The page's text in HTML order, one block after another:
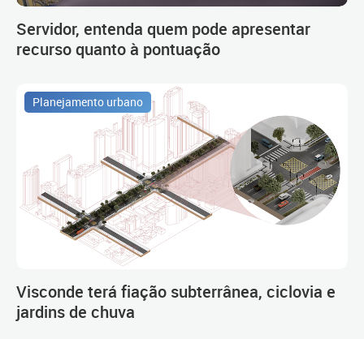
Servidor, entenda quem pode apresentar
recurso quanto à pontuação
Planejamento urbano
Visconde terá fiação subterrânea, ciclovia e
jardins de chuva